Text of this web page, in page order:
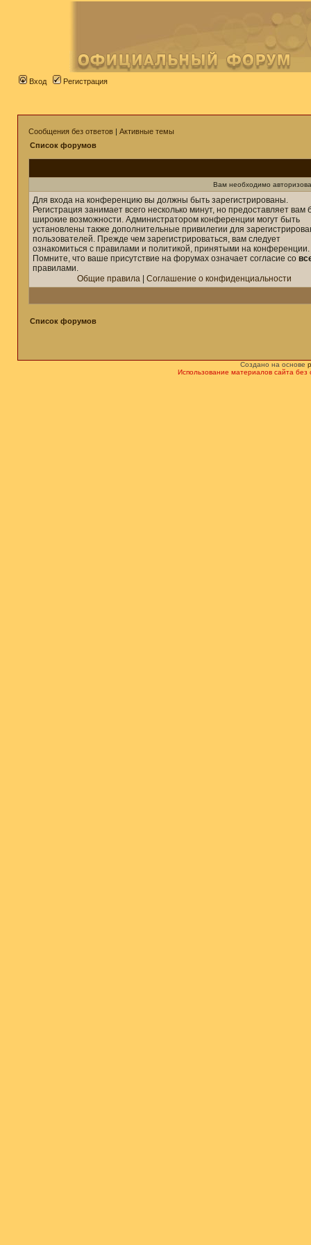
Вход Регистрация
Сообщения без ответов | Активные темы
Список форумов
Вам необходимо
Для входа на конференцию вы должны быть зарегистрированы.
Регистрация занимает всего несколько минут, но предоставляет вам
широкие возможности. Администратором конференции могут быть
установлены также дополнительные привилегии для
пользователей. Прежде чем зарегистрироваться, вам следует
ознакомиться с правилами и политикой, принятыми на конференции.
Помните, что ваше присутствие на форумах означает согласие со
правилами.
Общие правила
Соглашение о конфиденциальности
Список форумов
Создано на основе
Использование материалов сайта